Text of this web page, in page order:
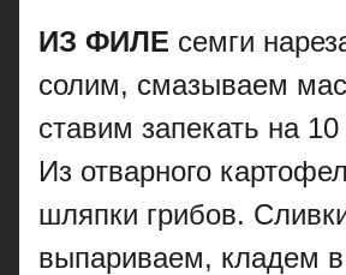
ИЗ ФИЛЕ семги
солим, смазываем
ставим запекать на
Из отварного
шляпки грибов.
выпариваем, кладем